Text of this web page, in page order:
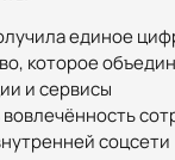
единое
которое
и сервисы
соцсети